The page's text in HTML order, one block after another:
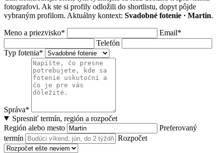
fotografovi. Ak ste si profily odložili do shortlistu, dopyt pôjde
vybraným profilom. Aktuálny kontext: Svadobné fotenie · Martin.
Meno a priezvisko*
Email*
Telefón
Typ fotenia*
Správa*
Spresniť termín, región a rozpočet
Región alebo mesto
Preferovaný
termín
Rozpočet